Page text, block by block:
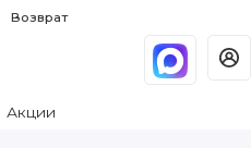
Возврат
Акции